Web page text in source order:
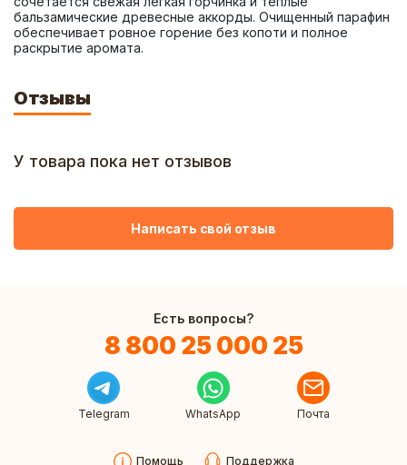
бальзамические древесные аккорды. Очищенный парафин
обеспечивает ровное горение без копоти и полное
раскрытие аромата.
Отзывы
У товара пока нет отзывов
Написать свой отзыв
Есть вопросы?
8 800 25 000 25
Telegram WhatsApp Почта
Помощь Поддержка